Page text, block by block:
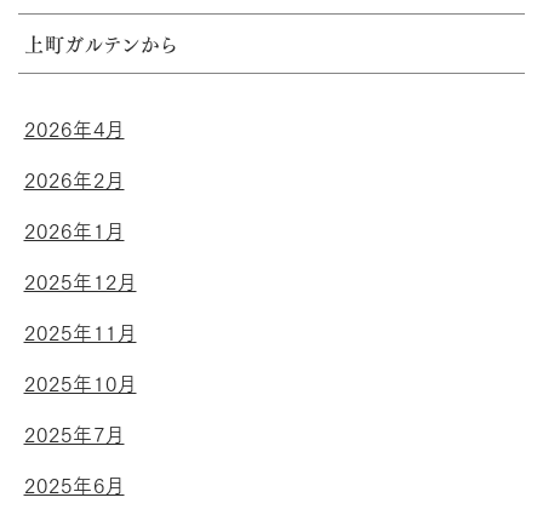
上町ガルテンから
2026年4月
2026年2月
2026年1月
2025年12月
2025年11月
2025年10月
2025年7月
2025年6月